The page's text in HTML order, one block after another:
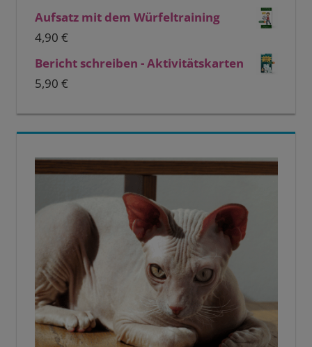
Aufsatz mit dem Würfeltraining
4,90 €
Bericht schreiben - Aktivitätskarten
5,90 €